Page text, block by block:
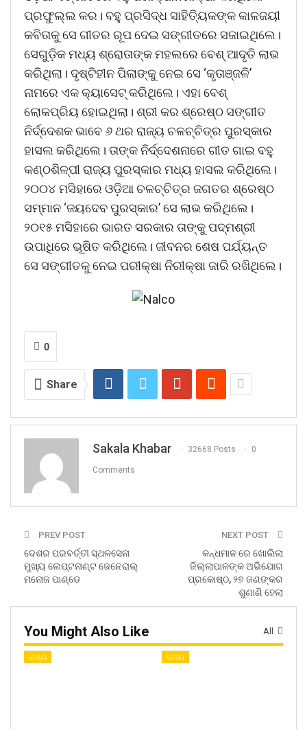
ପ୍ରଫୁଲ୍ଲ କର। ବହୁ ପ୍ରସିଦ୍ଧ ସାହିତ୍ୟିକଙ୍କ କାଳଜୟୀ
କବିତାକୁ ସେ ଗୀତର ରୂପ ଦେଇ ସଙ୍ଗୀତରେ ସଜାଇଥିଲେ।
ସେଗୁଡ଼ିକ ମଧ୍ୟ ଶ୍ରୋତାଙ୍କ ମହଲରେ ବେଶ୍‌ ଆଦୃତି ଲାଭ
କରିଥିଲା। ‌ଦୃଷ୍ଟିହୀନ ପିଲାଙ୍କୁ ନେଇ ସେ ‘କୃତାଞ୍ଜଳି’
ନାମରେ ଏକ କ୍ୟାସେଟ୍‌ କରିଥିଲେ। ଏହା ବେଶ୍‌
ଲୋକପ୍ରିୟ ହୋଇଥିଲା। ଶ୍ରୀ କର ଶ୍ରେଷ୍ଠ ସଙ୍ଗୀତ
ନିର୍ଦ୍ଦେଶକ ଭାବେ ୬ ଥର ରାଜ୍ୟ ଚଳଚ୍ଚିତ୍ର ପୁରସ୍କାର
ହାସଲ କରିଥିଲେ। ତାଙ୍କ ନିର୍ଦ୍ଦେଶନାରେ ଗୀତ ଗାଇ ବହୁ
କଣ୍ଠଶିଳ୍ପୀ ରାଜ୍ୟ ପୁରସ୍କାର ମଧ୍ୟ ହାସଲ କରିଥିଲେ।
୨୦୦୪ ମସିହାରେ ଓଡ଼ିଆ ଚଳଚ୍ଚିତ୍ର ଜଗତର ଶ୍ରେଷ୍ଠ
ସମ୍ମାନ ‘ଜୟ‌ଦେବ ପୁରସ୍କାର’ ସେ ଲାଭ କରିଥିଲେ।
୨୦୧୫ ମସିହାରେ ଭାରତ ସରକାର ତାଙ୍କୁ ପଦ୍ମଶ୍ରୀ
ଉପାଧିରେ ଭୂଷିତ କରିଥିଲେ। ଜୀବନର ଶେଷ ପର୍ଯ୍ୟନ୍ତ
ସେ ସଙ୍ଗୀତକୁ ନେଇ ପରୀକ୍ଷା ନିରୀକ୍ଷା ଜାରି ରଖିଥିଲେ।
0
Share
Sakala Khabar 32668 Posts 0
Comments
PREV POST
ଦେଶର ପରବର୍ତ୍ତୀ ସ୍ଥଳସେନା
ମୁଖ୍ୟ ଲେପ୍ଟନାଣ୍ଟ ଜେନେରାଲ୍
ମନୋଜ ପାଣ୍ଡେ
NEXT POST
କନ୍ଧମାଳ ରେ ଖୋଲିଲା
ଜିଲ୍ଲାପାଳଙ୍କ ଅଭିଯୋଗ
ପ୍ରକୋଷ୍ଠ, ୨୭ ଜଣଙ୍କର
ଶୁଣାଣି ହେଲା
All
You Might Also Like
ରାଜ୍ୟ ରାଜ୍ୟ